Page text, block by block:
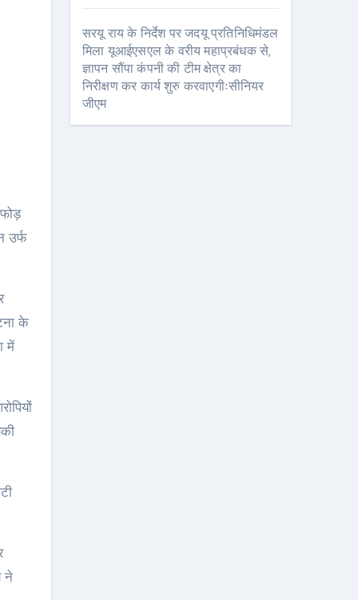
उर्फ
के
में
ने
सरयू राय के निर्देश पर जदयू प्रतिनिधिमंडल
मिला यूआईएसएल के वरीय महाप्रबंधक से,
ज्ञापन सौंपा कंपनी की टीम क्षेत्र का
निरीक्षण कर कार्य शुरु करवाएगीःसीनियर
जीएम